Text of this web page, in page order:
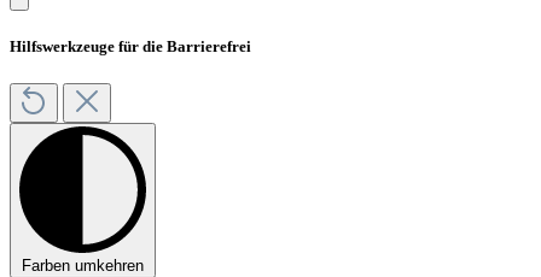
Hilfswerkzeuge für die Barrierefrei
Farben umkehren